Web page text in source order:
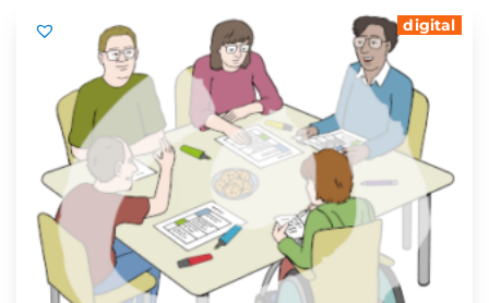
digital